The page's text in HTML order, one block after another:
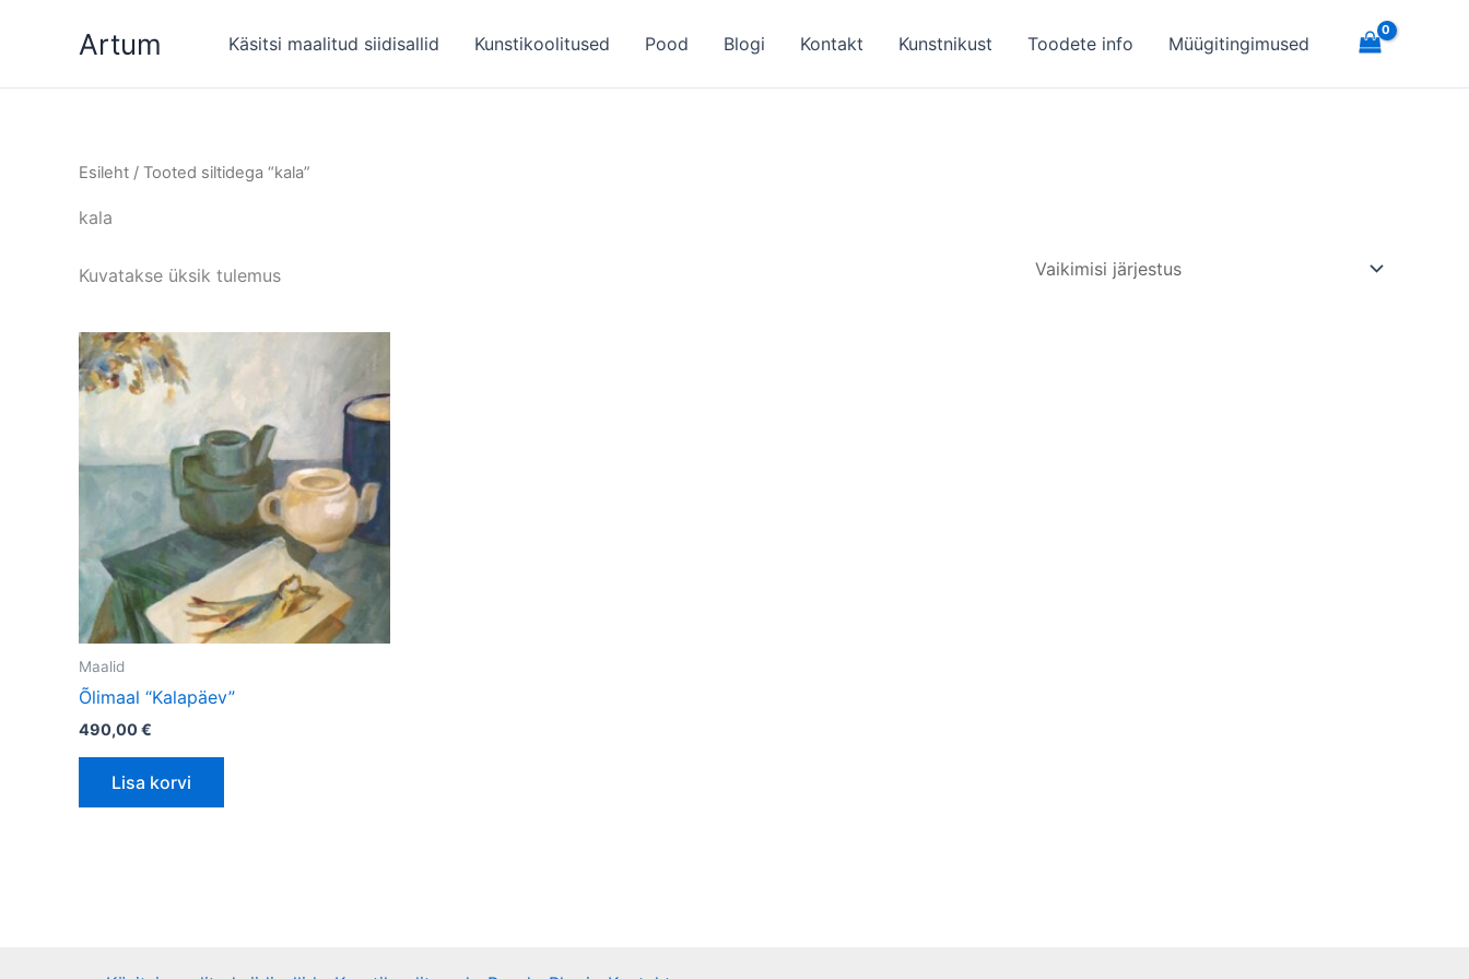
Artum Käsitsi maalitud siidisallid Kunstikoolitused Pood Blogi Kontakt Kunstnikust Toodete info Müügitingimused
Esileht / Tooted siltidega “kala”
kala
Kuvatakse üksik tulemus
Maalid
Õlimaal “Kalapäev”
490,00€
Lisa korvi